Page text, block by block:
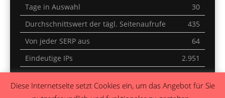
Tage in Auswahl
30
Durchschnittswert der tägl. Seitenaufrufe
435
Von jeder SERP aus
64
Eindeutige IPs
2.951
Letzte 30 Minuten
4
Diese Internetseite setzt Cookies ein, um das Angebot für Sie